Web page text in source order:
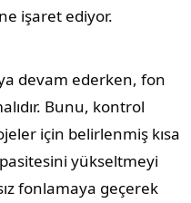
işaret ediyor.
devam ederken, fon
Bunu, kontrol
için belirlenmiş kısa
yükseltmeyi
fonlamaya geçerek